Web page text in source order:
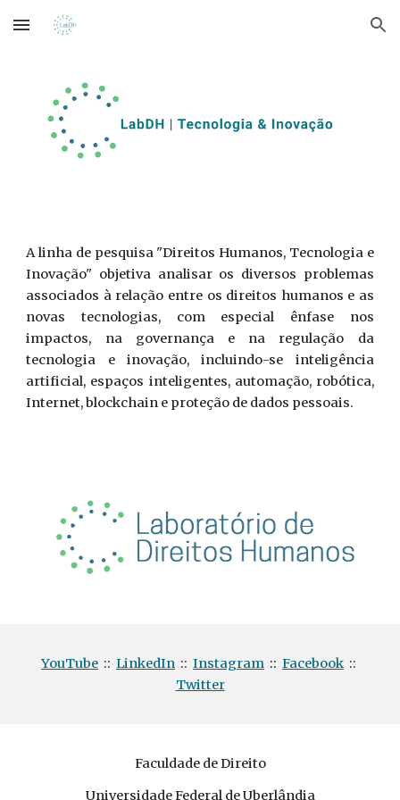
Skip to main content Skip to navigation
A linha de pesquisa "Direitos Humanos, Tecnologia e
Inovação" objetiva analisar os diversos problemas
associados à relação entre os direitos humanos e as
novas tecnologias, com especial ênfase nos
impactos, na governança e na regulação da
tecnologia e inovação, incluindo-se inteligência
artificial, espaços inteligentes, automação, robótica,
Internet, blockchain e proteção de dados pessoais.
YouTube :: LinkedIn :: Instagram :: Facebook ::
Twitter
Faculdade de Direito
Universidade Federal de Uberlândia